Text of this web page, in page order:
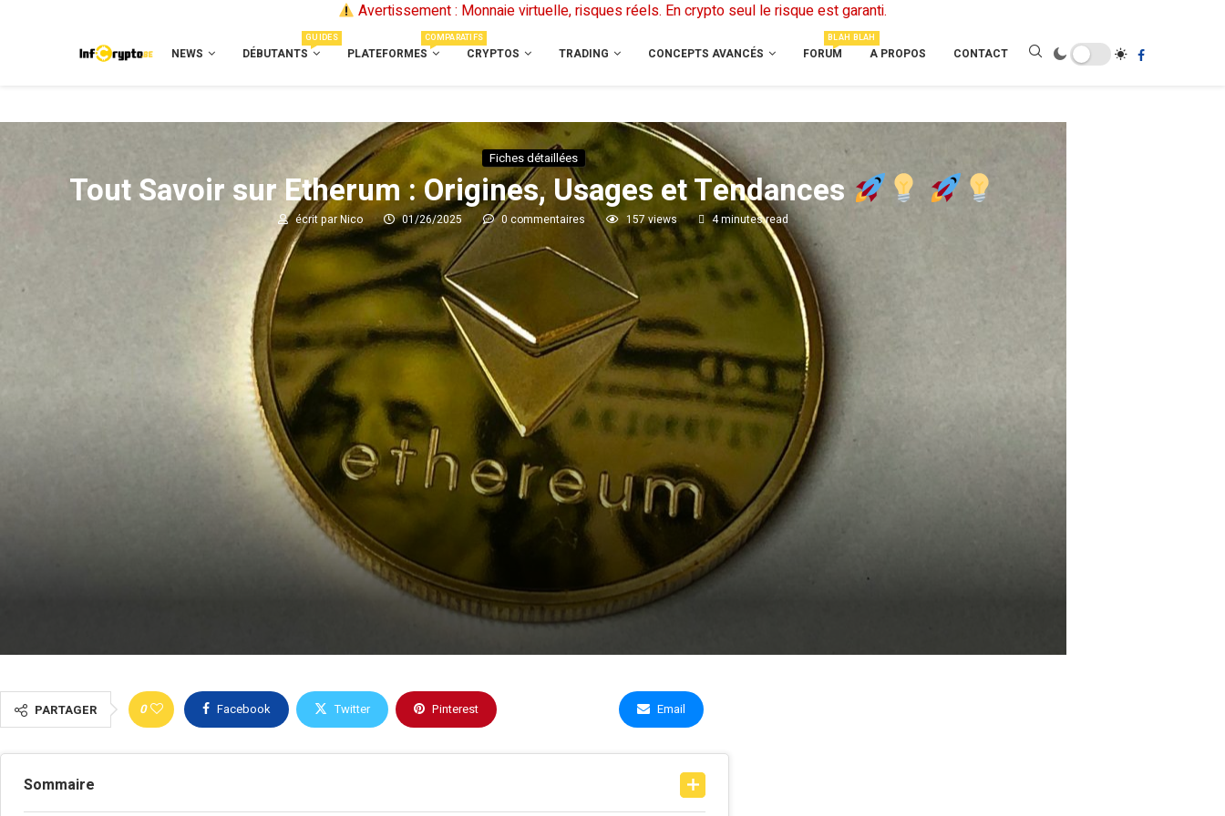
Avertissement : Monnaie virtuelle, risques réels. En crypto seul le risque est garanti.
NEWS DÉBUTANTS
GUIDES
PLATEFORMES
COMPARATIFS
CRYPTOS TRADING CONCEPTS AVANCÉS FORUM
BLAH BLAH
A PROPOS CONTACT
Fiches détaillées
Tout Savoir sur Etherum : Origines, Usages et Tendances
écrit parNico 01/26/2025 0 commentaires 157views 4 minutes read
PARTAGER 0 Facebook Twitter Pinterest Email
Sommaire